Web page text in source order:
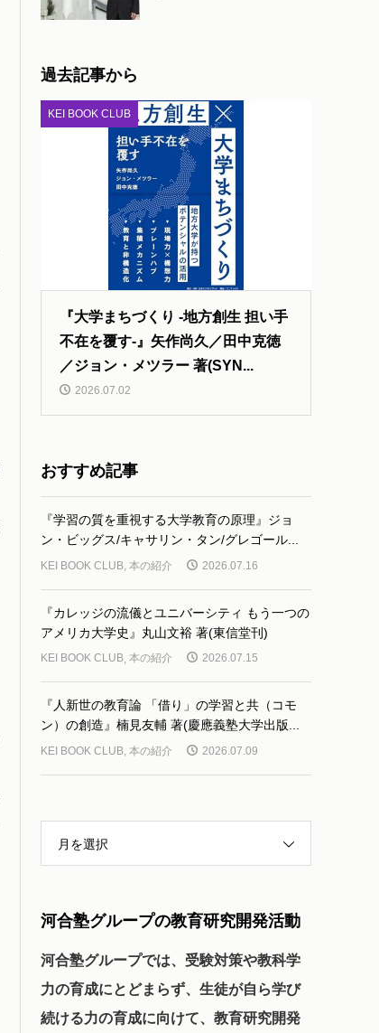
過去記事から
KEI BOOK CLUB
『大学まちづくり -地方創生 担い手
不在を覆す-』矢作尚久／田中克徳
／ジョン・メツラー 著(SYN...
2026.07.02
おすすめ記事
『学習の質を重視する大学教育の原理』ジョ
ン・ビッグス/キャサリン・タン/グレゴール...
KEI BOOK CLUB ,本の紹介 2026.07.16
『カレッジの流儀とユニバーシティ もう一つの
アメリカ大学史』丸山文裕 著(東信堂刊)
KEI BOOK CLUB ,本の紹介 2026.07.15
『人新世の教育論 「借り」の学習と共（コモ
ン）の創造』楠見友輔 著(慶應義塾大学出版...
KEI BOOK CLUB,本の紹介 2026.07.09
月を選択
河合塾グループの教育研究開発活動
河合塾グループでは、受験対策や教科学
力の育成にとどまらず、生徒が自ら学び
続ける力の育成に向けて、教育研究開発